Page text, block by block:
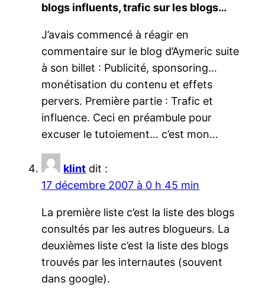
blogs influents, trafic sur les blogs…
J’avais commencé à réagir en
commentaire sur le blog d’Aymeric suite
à son billet : Publicité, sponsoring…
monétisation du contenu et effets
pervers. Première partie : Trafic et
influence. Ceci en préambule pour
excuser le tutoiement… c’est mon…
klint dit :
17 décembre 2007 à 0 h 45 min
La première liste c’est la liste des blogs
consultés par les autres blogueurs. La
deuxièmes liste c’est la liste des blogs
trouvés par les internautes (souvent
dans google).